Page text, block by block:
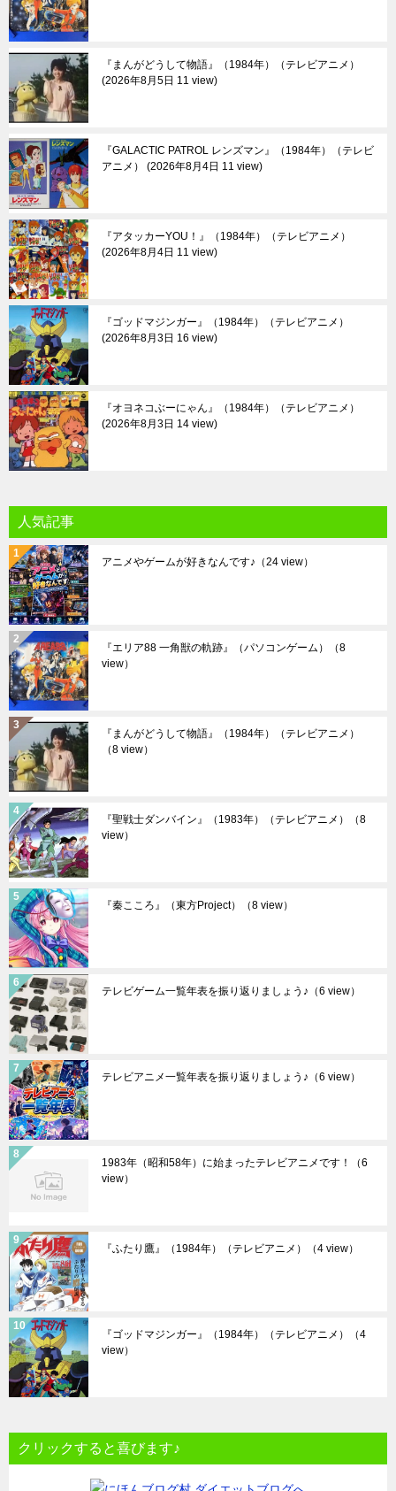
『まんがどうして物語』（1984年）（テレビアニメ）
2026年8月5日 11 view
『GALACTIC PATROL レンズマン』（1984年）（テレビ
アニメ）
2026年8月4日 11 view
『アタッカーYOU！』（1984年）（テレビアニメ）
2026年8月4日 11 view
『ゴッドマジンガー』（1984年）（テレビアニメ）
2026年8月3日 16 view
『オヨネコぶーにゃん』（1984年）（テレビアニメ）
2026年8月3日 14 view
人気記事
アニメやゲームが好きなんです♪ （24 view）
『エリア88 一角獣の軌跡』（パソコンゲーム）
（8
view）
『まんがどうして物語』（1984年）（テレビアニメ）
（8 view）
『聖戦士ダンバイン』（1983年）（テレビアニメ）
（8
view）
『秦こころ』（東方Project） （8 view）
テレビゲーム一覧年表を振り返りましょう♪ （6 view）
テレビアニメ一覧年表を振り返りましょう♪ （6 view）
1983年（昭和58年）に始まったテレビアニメです！
（6
view）
『ふたり鷹』（1984年）（テレビアニメ） （4 view）
『ゴッドマジンガー』（1984年）（テレビアニメ）
（4
view）
クリックすると喜びます♪